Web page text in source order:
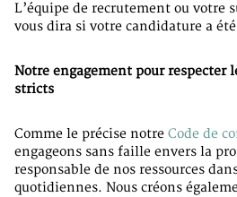
L’équipe de recrutement ou votre
vous dira si votre candidature a
Notre engagement pour respecter
stricts
Comme le précise notreCode de
engageons sans faille envers la
responsable de nos ressources
quotidiennes. Nous créons